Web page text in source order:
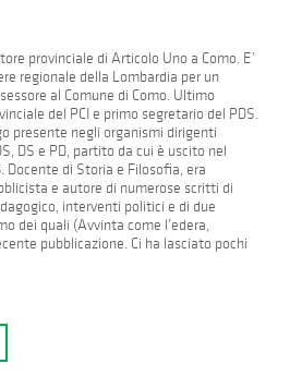
provinciale di Articolo Uno a Como. E’
regionale della Lombardia per un
al Comune di Como. Ultimo
del PCI e primo segretario del PDS.
presente negli organismi dirigenti
DS e PD, partito da cui è uscito nel
Docente di Storia e Filosofia, era
e autore di numerose scritti di
interventi politici e di due
dei quali (Avvinta come l’edera,
pubblicazione. Ci ha lasciato pochi